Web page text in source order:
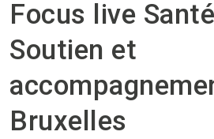
Focus live
Soutien et
Bruxelles